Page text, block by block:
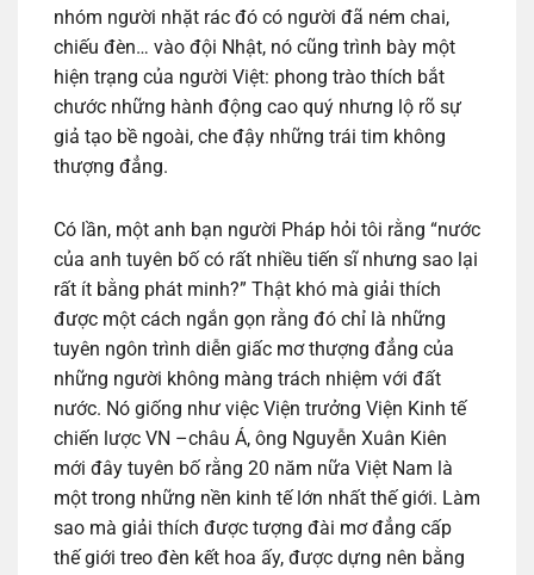
nhóm người nhặt rác đó có người đã ném chai,
chiếu đèn… vào đội Nhật, nó cũng trình bày một
hiện trạng của người Việt: phong trào thích bắt
chước những hành động cao quý nhưng lộ rõ sự
giả tạo bề ngoài, che đậy những trái tim không
thượng đẳng.
Có lần, một anh bạn người Pháp hỏi tôi rằng “nước
của anh tuyên bố có rất nhiều tiến sĩ nhưng sao lại
rất ít bằng phát minh?” Thật khó mà giải thích
được một cách ngắn gọn rằng đó chỉ là những
tuyên ngôn trình diễn giấc mơ thượng đẳng của
những người không màng trách nhiệm với đất
nước. Nó giống như việc Viện trưởng Viện Kinh tế
chiến lược VN –châu Á, ông Nguyễn Xuân Kiên
mới đây tuyên bố rằng 20 năm nữa Việt Nam là
một trong những nền kinh tế lớn nhất thế giới. Làm
sao mà giải thích được tượng đài mơ đẳng cấp
thế giới treo đèn kết hoa ấy, được dựng nên bằng